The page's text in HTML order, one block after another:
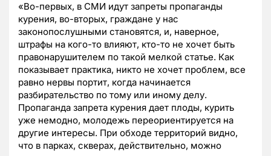
«Во-первых, в СМИ идут запреты пропаганды
курения, во-вторых, граждане у нас
законопослушными становятся, и, наверное,
штрафы на кого-то влияют, кто-то не хочет быть
правонарушителем по такой мелкой статье. Как
показывает практика, никто не хочет проблем, все
равно нервы портит, когда начинается
разбирательство по тому или иному делу.
Пропаганда запрета курения дает плоды, курить
уже немодно, молодежь переориентируется на
другие интересы. При обходе территорий видно,
что в парках, скверах, действительно, можно